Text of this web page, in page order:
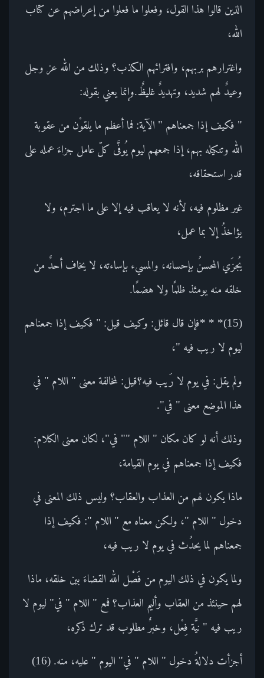
الذين قالوا هذا القول، وفعلوا ما فعلوا من إعراضهم عن كتاب
الله،
واغترارهم بربهم، وافترائهم الكذب؟ وذلك من الله عز وجل
وعيدٌ لهم شديد، وتهديدٌ غليظٌ.وإنما يعني بقوله:
" فكيف إذا جمعناهم " الآية: فما أعظم ما يلقوْن من عقوبة
الله وتنكيله بهم، إذا جمعهم ليوم يُوفَّى كلّ عامل جزاءَ عمله على
قدر استحقاقه،
غير مظلوم فيه، لأنه لا يعاقب فيه إلا على ما اجترم، ولا
يؤاخذُ إلا بما عمل،
يُجزَي المحسنُ بإحسانه، والمسيء بإساءته، لا يخاف أحدٌ من
خلقه منه يومئذ ظلمًا ولا هضمًا.
(15)* * *فإن قال قائل: وكيف قيل: " فكيف إذا جمعناهم
ليوم لا ريب فيه "،
ولم يقل: في يوم لا رَيب فيه؟قيل: لمخالفة معنى " اللام " في
هذا الموضع معنى " في".
وذلك أنه لو كان مكان " اللام "" في"، لكان معنى الكلام:
فكيف إذا جمعناهم في يوم القيامة،
ماذا يكون لهم من العذاب والعقاب؟ وليس ذلك المعنى في
دخول " اللام "، ولكن معناه مع " اللام ": فكيف إذا
جمعناهم لما يحدُث في يوم لا ريب فيه،
ولما يكون في ذلك اليوم من فَصْل الله القضاءَ بين خلقه، ماذا
لهم حينئذ من العقاب وأليم العذاب؟ فمع " اللام " في" ليوم لا
ريب فيه " نيَّة فِعْل، وخبرٌ مطلوب قد ترك ذكره،
أجزأت دلالةُ دخول " اللام " في" اليوم " عليه، منه. (16)